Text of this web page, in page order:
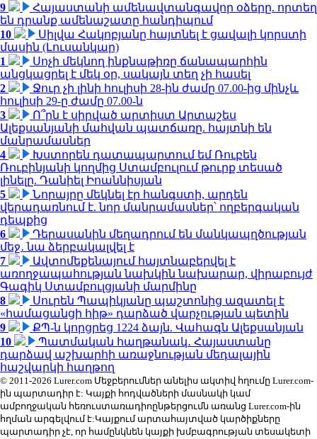
9
Հայաստանի ամենավտանգավոր օձերը. որտեղ
են դրանք ամենաշատը հանդիպում
10
Սիլվա Հակոբյանը հայտնել է ցավալի կորստի
մասին (Լուսանկար)
1
Սոչի մեկնող ինքնաթիռը ճանապարհին
անցկացրել է մեկ օր, սակայն տեղ չի հասել
2
Ջուր չի լինի հուլիսի 28-ին ժամը 07.00-ից մինչև
հուլիսի 29-ը ժամը 07.00-ն
3
Ո՞րն է սիրված արտիստ Արտաշես
Ալեքսանյանի մահվան պատճառը. հայտնի են
մանրամասներ
4
Խստորեն դատապարտում եմ Ռուբեն
Ռուբինյանի կողմից Ստամբուլում թուրք տեսած
լինելը. Դանիել Իոաննիսյան
5
Նորայրը մեկնել էր հանգստի, արդեն
վերադառնում է. նոր մանրամասներ՝ ողբերգական
դեպքից
6
Դերասանին մեղադրում են մանկապղծության
մեջ․ նա ձերբակալվել է
7
Ավտոմեքենայում հայտնաբերվել է
առողջապահության նախկին նախարար, վիրաբույժ
Գագիկ Ստամբուլցյանի մարմինը
8
Սուրեն Պապիկյանը պաշտոնից ազատել է
«համացանցի հիթ» դարձած վարչության պետին
9
ՔՊ-ն կորցրեց 1224 ձայն. Վահագն Ալեքսանյան
10
Պատմական հաղթանակ․ Հայաստանը
դարձավ աշխարհի առաջնության մեդալային
հաշվարկի հաղթող
© 2011-2026 Lurer.com Մեջբերումներ անելիս ակտիվ հղումը Lurer.com-
ին պարտադիր է: Կայքի հոդվածների մասնակի կամ
ամբողջական հեռուստառադիոընթերցումն առանց Lurer.com-ին
հղման արգելվում է:Կայքում արտահայտված կարծիքները
պարտադիր չէ, որ համընկնեն կայքի խմբագրության տեսակետի